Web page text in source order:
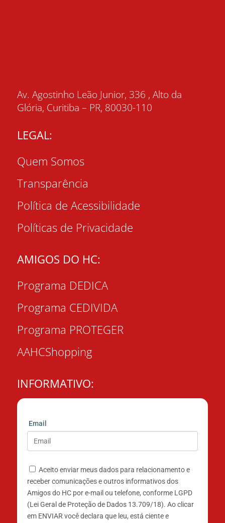
Av. Agostinho Leão Junior, 336 , Alto da
Glória, Curitiba – PR, 80030-110
LEGAL:
Quem Somos
Transparência
Política de Acessibilidade
Políticas de Privacidade
AMIGOS DO HC:
Programa DEDICA
Programa CEDIVIDA
Programa PROTEGER
AAHCShopping
INFORMATIVO:
Email
Aceito enviar meus dados para relacionamento e
receber comunicações e outros informativos dos
Amigos do HC por e-mail ou telefone, conforme LGPD
(Lei Geral de Proteção de Dados 13.709/18). Ao clicar
em ENVIAR você declara que leu, está ciente e